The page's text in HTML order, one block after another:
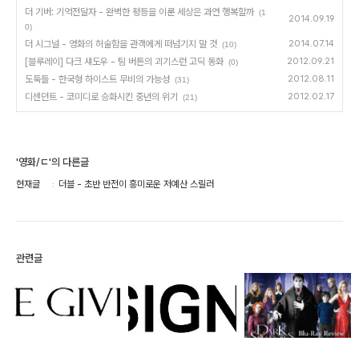
더 기버: 기억전달자 - 완벽한 평등을 이룬 세상은 과연 행복할까 (1
0)
2014.09.19
더 시그널 - 영화의 허술함을 관객에게 떠넘기지 말 것 (10) 2014.07.14
[블루레이] 다크 섀도우 - 팀 버튼의 괴기스런 고딕 동화 (0) 2012.09.21
도둑들 - 한국형 하이스트 무비의 가능성 (31) 2012.08.11
디센던트 - 코미디로 승화시킨 중년의 위기 (21) 2012.02.17
'영화/ㄷ'의 다른글
현재글 더블 - 초반 반전이 흥미로운 저예산 스릴러
관련글